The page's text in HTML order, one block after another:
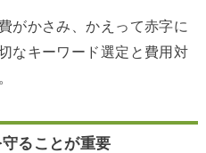
がかさみ、かえって赤字に
なキーワード選定と費用対
ることが重要